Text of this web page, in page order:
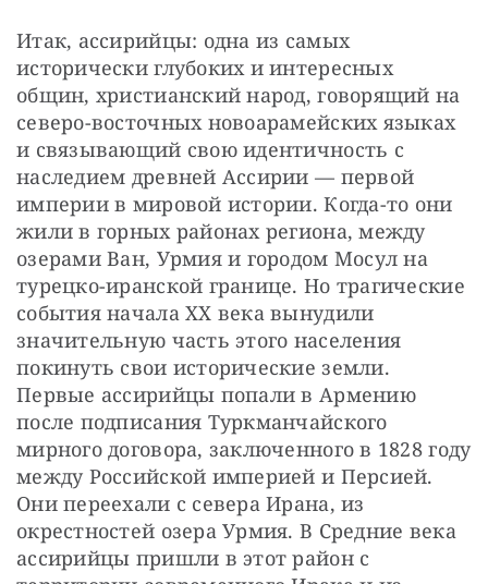
Итак, ассирийцы: одна из самых
исторически глубоких и интересных
общин, христианский народ, говорящий на
северо-восточных новоарамейских языках
и связывающий свою идентичность с
наследием древней Ассирии — первой
империи в мировой истории. Когда-то они
жили в горных районах региона, между
озерами Ван, Урмия и городом Мосул на
турецко-иранской границе. Но трагические
события начала XX века вынудили
значительную часть этого населения
покинуть свои исторические земли.
Первые ассирийцы попали в Армению
после подписания Туркманчайского
мирного договора, заключенного в 1828 году
между Российской империей и Персией.
Они переехали с севера Ирана, из
окрестностей озера Урмия. В Средние века
ассирийцы пришли в этот район с